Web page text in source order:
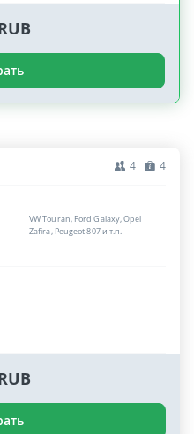
4 4
VW Touran, Ford Galaxy, Opel
Zafira, Peugeot 807 и т.п.